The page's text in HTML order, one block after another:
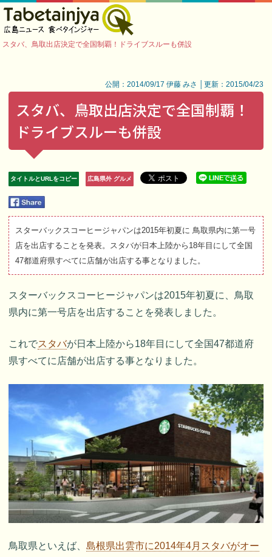
スタバ、鳥取出店決定で全国制覇！ドライブスルーも併設
公開：2014/09/17 伊藤 みさ │更新：2015/04/23
スタバ、鳥取出店決定で全国制覇！
ドライブスルーも併設
タイトルとURLをコピー 広島県外 グルメ
スターバックスコーヒージャパンは2015年初夏に 鳥取県内に第一号
店を出店することを発表。スタバが日本上陸から18年目にして全国
47都道府県すべてに店舗が出店する事となりました。
スターバックスコーヒージャパンは2015年初夏に、鳥取
県内に第一号店を出店することを発表しました。
これでスタバが日本上陸から18年目にして全国47都道府
県すべてに店舗が出店する事となりました。
鳥取県といえば、島根県出雲市に2014年4月スタバがオー